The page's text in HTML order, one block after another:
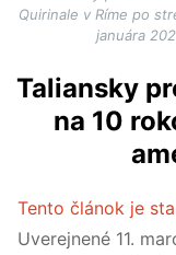
Quirinale v Ríme po
januára
Taliansky
na 10
Tento článok je
Uverejnené 11.